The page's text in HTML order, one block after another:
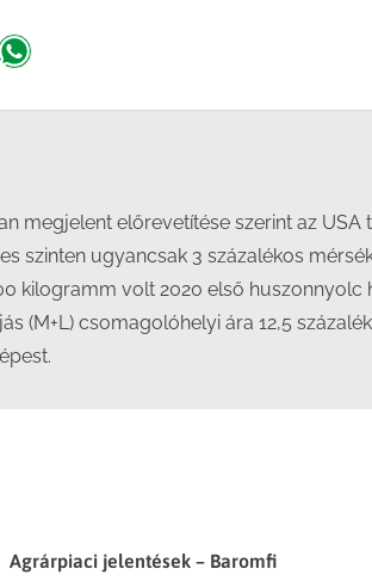
Share
megjelent előrevetítése szerint az
szinten ugyancsak 3 százalékos
kilogramm volt 2020 első huszonnyolc
(M+L) csomagolóhelyi ára 12,5
Agrárpiaci jelentések – Baromfi